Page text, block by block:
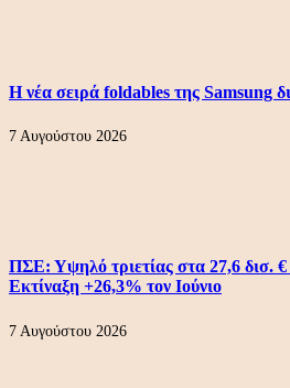
Η νέα σειρά foldables της Samsung
7 Αυγούστου 2026
ΠΣΕ: Υψηλό τριετίας στα 27,6 δισ. €
Εκτίναξη +26,3% τον Ιούνιο
7 Αυγούστου 2026